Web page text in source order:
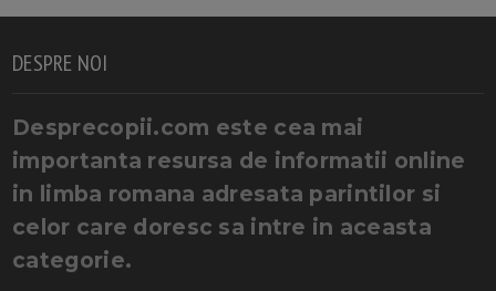
DESPRE NOI
Desprecopii.com este cea mai
importanta resursa de informatii online
in limba romana adresata parintilor si
celor care doresc sa intre in aceasta
categorie.